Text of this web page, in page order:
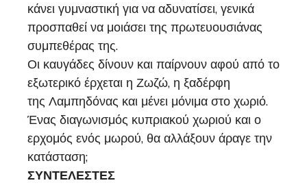
κάνει γυμναστική για να αδυνατίσει, γενικά
προσπαθεί να μοιάσει της πρωτευουσιάνας
συμπεθέρας της.
Οι καυγάδες δίνουν και παίρνουν αφού από το
εξωτερικό έρχεται η Ζωζώ, η ξαδέρφη
της Λαμπηδόνας και μένει μόνιμα στο χωριό.
Ένας διαγωνισμός κυπριακού χωριού και ο
ερχομός ενός μωρού, θα αλλάξουν άραγε την
κατάσταση;
ΣΥΝΤΕΛΕΣΤΕΣ